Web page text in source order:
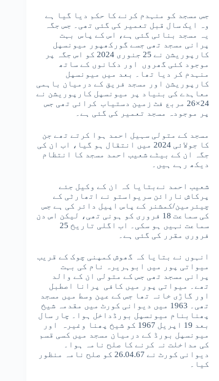
جس مسجد کو منہدم کرنے کا حکم دیا گیا ہے
وہ ایک سال قبل تعمیر کی گئی تھی۔ جس جگہ
یہ مسجد بنائی گئی ہے، اس کے پاس بہت
پرانی مسجد تھی جسے گورکھپور میونسپل
کارپوریشن نے 25 جنوری 2024 کو اس جگہ پر
موجود کئی گھروں اور دکانوں کے ساتھ
منہدم کر دیا تھا۔ بعد میں میونسپل
کارپوریشن اور مسجد فریق کے درمیان باہمی
معاہدے کی بنیاد پر میونسپل کارپوریشن نے
24×26 مربع فٹ زمین دستیاب کرائی تھی جس
پر موجودہ مسجد تعمیر کی گئی ہے۔
مسجد کے متولی سہیل احمد ہوا کرتے تھے جن
کا جولائی 2024 میں انتقال ہو گیا، اب ان کی
جگہ ان کے بیٹے شعیب احمد مسجد کا انتظام
دیکھ رہے ہیں۔
شعیب احمد نےبتایا کہ ان کے وکیل جئے
پرکاش نارائن سریواستو نے اتھارٹی کے
چیئرمین/کمشنر کے پاس اپیل دائر کی ہے جس
کی سماعت 18 فروری کو ہونی تھی، لیکن اس دن
سماعت نہیں ہو سکی۔ اب اگلی تاریخ 25
فروری مقرر کی گئی ہے۔
انہوں نے بتایا کہ گھوش کمپنی چوک کے قریب
میواتی پور میں ابوہریرہ نام کی بہت
پرانی مسجد تھی جس کے متولی ان کے والد
تھے۔ میواتی پور میں کافی پرانا اصطبل
اور گاڑی خانہ تھا جس کے عین وسط میں مسجد
تھی۔ 1963 میں دیوانی کورٹ میں مقدمہ شیخ
پھنابنام میونسپل بورڈداخل ہوا۔ چار سال
بعد 19 اپریل 1967 کو شیخ پھنا وغیرہ اور
میونسپل بورڈ کے درمیان مسجد میں کسی قسم
کی مداخلت نہ کرنے کا صلح نامہ ہوا۔
دیوانی کورٹ نے 26.04.67 کو صلح نامہ منظور
کیا۔